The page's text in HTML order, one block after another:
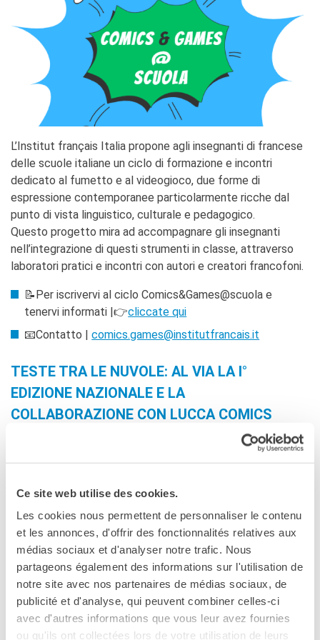
Ce site web utilise des cookies.
Les cookies nous permettent de personnaliser le contenu
et les annonces, d'offrir des fonctionnalités relatives aux
médias sociaux et d'analyser notre trafic. Nous
partageons également des informations sur l'utilisation de
notre site avec nos partenaires de médias sociaux, de
publicité et d'analyse, qui peuvent combiner celles-ci
avec d'autres informations que vous leur avez fournies
ou qu'ils ont collectées lors de votre utilisation de leurs
Corsi aziendali
Informazioni utili: Calendario
e CGV
Corsi di teatro
DIPLOMI & TEST
Diplomi DELF DALF
Test di lingua TCF
SERVIZIO TRADUZIONE
MEDIATECA
Catalogo
Culturethèque
CINEMA
SCUOLA & UNIVERSITÀ
Cooperazione educativa
universitaria
Soggiorni linguistici in
Studiare in Francia
PARTENARIATI
Affittare i nostri spazi
IF Italia
L'équipe
Certificazione di qualità
La Carte Institut français
Milano
Lavora con noi
Istituzioni francesi
CERCA
L’Institut français Italia propone agli insegnanti di francese
delle scuole italiane un ciclo di formazione e incontri
dedicato al fumetto e al videogioco, due forme di
espressione contemporanee particolarmente ricche dal
punto di vista linguistico, culturale e pedagogico.
Questo progetto mira ad accompagnare gli insegnanti
nell’integrazione di questi strumenti in classe, attraverso
laboratori pratici e incontri con autori e creatori francofoni.
📝Per iscrivervi al ciclo Comics&Games@scuola e
tenervi informati |👉cliccate qui
📧Contatto |comics.games@institutfrancais.it
TESTE TRA LE NUVOLE: AL VIA LA I°
EDIZIONE NAZIONALE E LA
COLLABORAZIONE CON LUCCA COMICS
L’Institut français Italia collabora con Lucca Comics &
giochi, videogiochi, animazioni, immaginario fantasy, cosplay
& music, movie e a tutta la pop culture: con l’inizio dell’anno
scolastico 2025-2026 si apre la I°edizione del progetto
Testa Tra Le Nuvole. Un’iniziativa – interamente gratuita –
volta a sostenere la scoperta, l’utilizzo e la creazione di
fumetti e manga nelle scuole di tutta Italia dalle Primarie
alle Secondarie. Il bando sarà disponibile dal 15 settembre
2025 sul sitohttps://testetralenuvole.it/assieme al form
per iscriversi (c’è tempo fino al 15 maggio 2026!) e i